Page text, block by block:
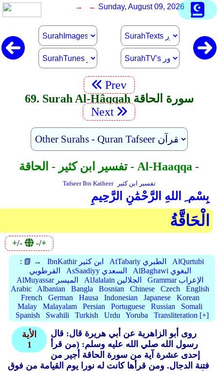
→ ← Sunday, August 09, 2026
Prev
69. Surah Al-Hâqqah سورة الحاقة
Next
تفسير ابن كثير - الحاقة - Al-Haaqqa -
Tafseer Ibn Katheer تفسير ابن كثير
بِسْم ِ اللهِ الرَّحْمَٰنِ الرَّحِيمِ
الْحَاقَّةُ
+/- -/+
: 📗 → IbnKathir ابن كثير AtTabariy الطبري
AlQurtubi
القرطوبي
AsSaadiyy السعدي
AlBaghawi البغوي
AlMuyassar الميسر
AlJalalain الجلالين
Grammar الإعراب
Arabic
Albanian Bangla Bosnian Chinese Czech
English
French
German Hausa Indonesian Japanese
Korean
Malay
Malayalam Persian Portuguese Russian
Somali
Spanish
Swahili Turkish Urdu Yoruba Transliteration [+]
الأية
1
روى أبو الزاهرية عن أبي هريرة قال: قال
رسول الله صلي الله عليه وسلم: (من قرأ
إحدى عشرة آية من سورة الحاقة أجير من
فتنة الدجال. ومن قرأها كانت له نورا يوم القيامة من فوق